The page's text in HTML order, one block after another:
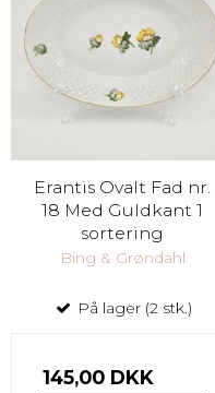
Erantis Ovalt Fad nr.
18 Med Guldkant 1
sortering
Bing & Grøndahl
På lager (2 stk.)
145,00 DKK